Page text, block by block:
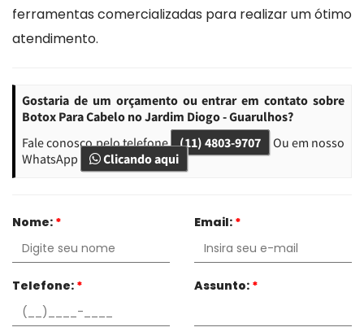
ferramentas comercializadas para realizar um ótimo
atendimento.
Gostaria de um orçamento ou entrar em contato sobre
Botox Para Cabelo no Jardim Diogo - Guarulhos?
Fale conosco pelo telefone (11) 4803-9707
Ou em nosso
WhatsApp
Clicando aqui
Nome: * Email: *
Telefone: * Assunto: *